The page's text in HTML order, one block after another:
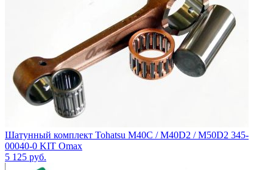
Шатунный комплект Tohatsu M40C / M40D2 / M50D2 345-
00040-0 KIT Omax
5 125 руб.